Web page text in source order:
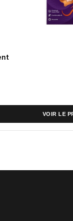
VOIR LE